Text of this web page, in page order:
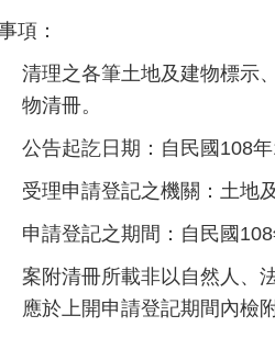
項：
清理之各筆土地及建物標示
物清冊。
公告起訖日期：自民國108
受理申請登記之機關：土地
申請登記之期間：自民國
案附清冊所載非以自然人、
應於上開申請登記期間內檢